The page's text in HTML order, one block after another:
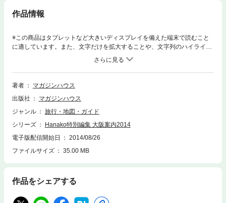
作品情報
※この商品はタブレットなど大きいディスプレイを備えた端末で読むこと
に適しています。また、文字だけを拡大することや、文字列のハイライ
ト、検索、辞書の参照、引用などの機能が使用できません。あべのハルカ
ス、グランフロント、そしてあのハリーポッターの登場で大注目のＵＳ
Ｊ！今、大阪に人気集中！今回の大阪特集は、定番はおさえながら、これ
らの話題スポットを徹底取材。この一冊で、今のアツイ大阪を完全ガイド
いページや特別付録が含まれない場合がございます。※本ムックはカラー
ページを含みます。お使いの端末によっては、一部読みづらい場合がござ
著者
マガジンハウス
出版社
マガジンハウス
ジャンル
旅行・地図・ガイド
シリーズ
Hanako特別編集 大阪案内2014
電子版配信開始日
2014/08/26
ファイルサイズ
35.00 MB
作品をシェアする